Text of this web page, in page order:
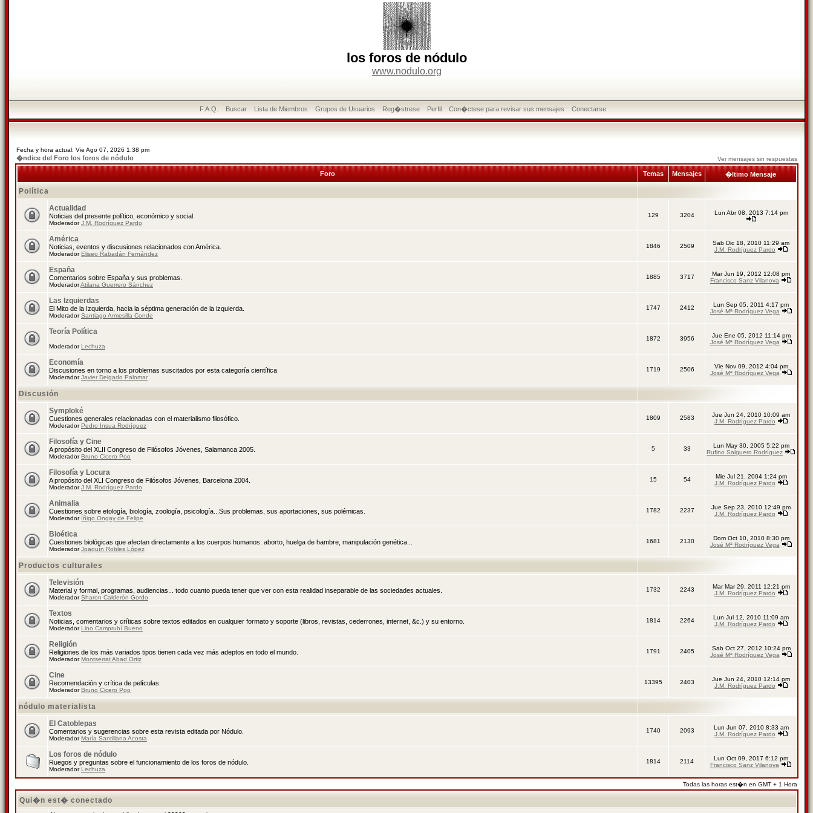
los foros de nódulo
www.nodulo.org
F.A.Q. Buscar Lista de Miembros Grupos de Usuarios Reg�strese Perfil Con�ctese para revisar sus mensajes Conectarse
Fecha y hora actual: Vie Ago 07, 2026 1:38 pm
�ndice del Foro los foros de nódulo Ver mensajes sin respuestas
Foro Temas Mensajes �ltimo Mensaje
Política
Actualidad
Noticias del presente político, económico y social.
ModeradorJ.M. Rodríguez Pardo
129 3204 Lun Abr 08, 2013 7:14 pm
América
Noticias, eventos y discusiones relacionados con América.
ModeradorEliseo Rabadán Fernández
1846 2509
Sab Dic 18, 2010 11:29 am
J.M. Rodríguez Pardo
España
Comentarios sobre España y sus problemas.
ModeradorAtilana Guerrero Sánchez
1885 3717
Mar Jun 19, 2012 12:08 pm
Francisco Sanz Vilanova
Las Izquierdas
El Mito de la Izquierda, hacia la séptima generación de la izquierda.
ModeradorSantiago Armesilla Conde
1747 2412
Lun Sep 05, 2011 4:17 pm
José Mª Rodríguez Vega
Teoría Política
ModeradorLechuza
1872 3956
Jue Ene 05, 2012 11:14 pm
José Mª Rodríguez Vega
Economía
Discusiones en torno a los problemas suscitados por esta categoría científica
ModeradorJavier Delgado Palomar
1719 2506
Vie Nov 09, 2012 4:04 pm
José Mª Rodríguez Vega
Discusión
Symploké
Cuestiones generales relacionadas con el materialismo filosófico.
ModeradorPedro Insua Rodríguez
1809 2583
Jue Jun 24, 2010 10:09 am
J.M. Rodríguez Pardo
Filosofía y Cine
A propósito del XLII Congreso de Filósofos Jóvenes, Salamanca 2005.
ModeradorBruno Cicero Poo
5 33
Lun May 30, 2005 5:22 pm
Rufino Salguero Rodríguez
Filosofía y Locura
A propósito del XLI Congreso de Filósofos Jóvenes, Barcelona 2004.
ModeradorJ.M. Rodríguez Pardo
15 54
Mie Jul 21, 2004 1:24 pm
J.M. Rodríguez Pardo
Animalia
Cuestiones sobre etología, biología, zoología, psicología...Sus problemas, sus aportaciones, sus polémicas.
Moderador Íñigo Ongay de Felipe
1782 2237
Jue Sep 23, 2010 12:49 pm
J.M. Rodríguez Pardo
Bioética
Cuestiones biológicas que afectan directamente a los cuerpos humanos: aborto, huelga de hambre, manipulación genética...
ModeradorJoaquín Robles López
1681 2130
Dom Oct 10, 2010 8:30 pm
José Mª Rodríguez Vega
Productos culturales
Televisión
Material y formal, programas, audiencias... todo cuanto pueda tener que ver con esta realidad inseparable de las sociedades actuales.
ModeradorSharon Calderón Gordo
1732 2243
Mar Mar 29, 2011 12:21 pm
J.M. Rodríguez Pardo
Textos
Noticias, comentarios y críticas sobre textos editados en cualquier formato y soporte (libros, revistas, cederrones, internet, &c.) y su entorno.
ModeradorLino Camprubí Bueno
1814 2264
Lun Jul 12, 2010 11:09 am
J.M. Rodríguez Pardo
Religión
Religiones de los más variados tipos tienen cada vez más adeptos en todo el mundo.
ModeradorMontserrat Abad Ortiz
1791 2405
Sab Oct 27, 2012 10:24 pm
José Mª Rodríguez Vega
Cine
Recomendación y crítica de películas.
ModeradorBruno Cicero Poo
13395 2403
Jue Jun 24, 2010 12:14 pm
J.M. Rodríguez Pardo
nódulo materialista
El Catoblepas
Comentarios y sugerencias sobre esta revista editada por Nódulo.
ModeradorMaría Santillana Acosta
1740 2093
Lun Jun 07, 2010 8:33 am
J.M. Rodríguez Pardo
Los foros de nódulo
Ruegos y preguntas sobre el funcionamiento de los foros de nódulo.
ModeradorLechuza
1814 2114
Lun Oct 09, 2017 6:12 pm
Francisco Sanz Vilanova
Todas las horas est�n en GMT + 1 Hora
Qui�n est� conectado